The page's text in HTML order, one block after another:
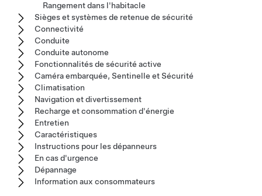
Rangement dans l'habitacle
Sièges et systèmes de retenue de sécurité
Connectivité
Conduite
Conduite autonome
Fonctionnalités de sécurité active
Caméra embarquée, Sentinelle et Sécurité
Climatisation
Navigation et divertissement
Recharge et consommation d'énergie
Entretien
Caractéristiques
Instructions pour les dépanneurs
En cas d'urgence
Dépannage
Information aux consommateurs